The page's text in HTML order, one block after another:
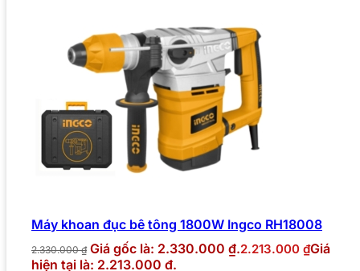
Máy khoan đục bê tông 1800W Ingco RH18008
2.330.000₫ Giá gốc là: 2.330.000 ₫.2.213.000 ₫Giá
hiện tại là: 2.213.000 ₫.